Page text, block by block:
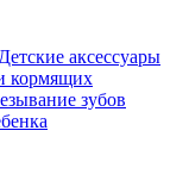
Детские аксессуары
кормящих
зубов